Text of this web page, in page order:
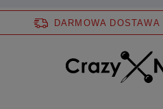
DARMOWA DOSTAWA